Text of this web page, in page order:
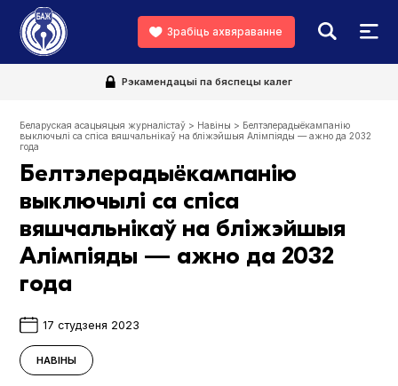
Зрабіць ахвяраванне
Рэкамендацыі па бяспецы калег
Беларуская асацыяцыя журналістаў > Навіны > Белтэлерадыёкампанію
выключылі са спіса вяшчальнікаў на бліжэйшыя Алімпіяды — ажно да 2032
года
Белтэлерадыёкампанію
выключылі са спіса
вяшчальнікаў на бліжэйшыя
Алімпіяды — ажно да 2032
года
17 студзеня 2023
НАВІНЫ